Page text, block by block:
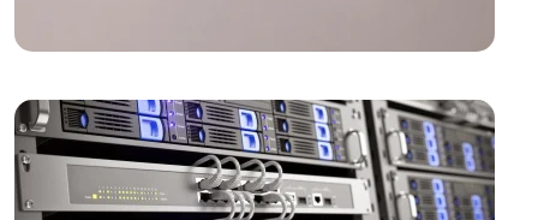
Tasarımı Nasıl Olmalı?
Çiftçi Web Sitesi Tasarımı: Dijital Dünyada Tarımın
Geleceği